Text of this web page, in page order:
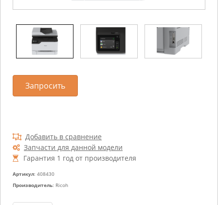
Добавить в сравнение
Запчасти для данной модели
Гарантия 1 год от производителя
Артикул: 408430
Производитель: Ricoh
Запросить